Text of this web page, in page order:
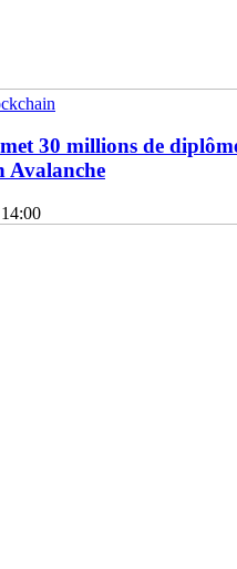
30 millions de
Avalanche
14:00